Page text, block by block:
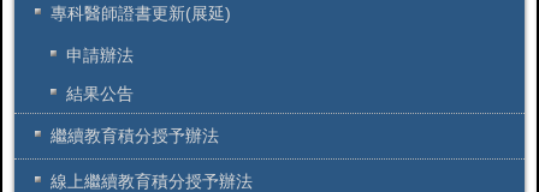
專科醫師證書更新(展延)
申請辦法
結果公告
繼續教育積分授予辦法
線上繼續教育積分授予辦法